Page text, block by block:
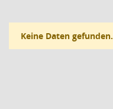
Keine Daten gefunden.